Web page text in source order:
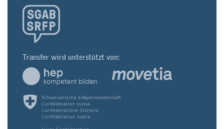
Transfer wird unterstützt von: